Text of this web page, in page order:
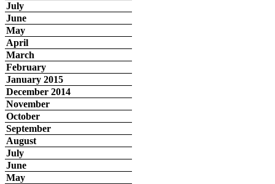
July
June
May
April
March
February
January 2015
December 2014
November
October
September
August
July
June
May